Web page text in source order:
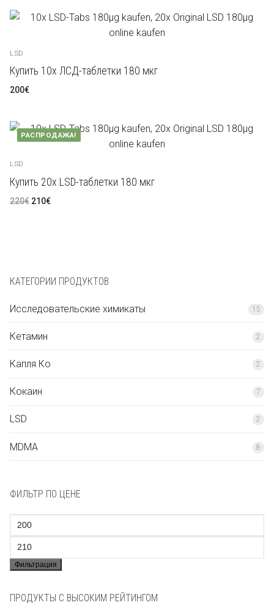
Русский
Čeština
English
Ελληνικά
Magyar
Italiano
LSD
Купить 10x ЛСД-таблетки 180 мкг
200€
РАСПРОДАЖА!
LSD
Купить 20x LSD-таблетки 180 мкг
220€ Первоначальная
210€Текущая
КАТЕГОРИИ ПРОДУКТОВ
Исследовательские химикаты 15
Кетамин 2
Капля Ко 2
Кокаин 7
LSD 2
MDMA 8
ФИЛЬТР ПО ЦЕНЕ
Минимальная
цена
Максимальная
цена
Фильтрация
ПРОДУКТЫ С ВЫСОКИМ РЕЙТИНГОМ